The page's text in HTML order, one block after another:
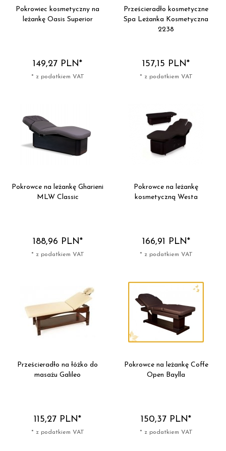
Pokrowiec kosmetyczny na
leżankę Oasis Superior
149,27 PLN*
* z podatkiem VAT
Prześcieradło kosmetyczne
Spa Leżanka Kosmetyczna
2238
157,15 PLN*
* z podatkiem VAT
Pokrowce na leżankę Gharieni
MLW Classic
188,96 PLN*
* z podatkiem VAT
Pokrowce na leżankę
kosmetyczną Westa
166,91 PLN*
* z podatkiem VAT
Prześcieradło na łóżko do
masażu Galileo
115,27 PLN*
* z podatkiem VAT
Pokrowce na leżankę Coffe
Open Baylla
150,37 PLN*
* z podatkiem VAT